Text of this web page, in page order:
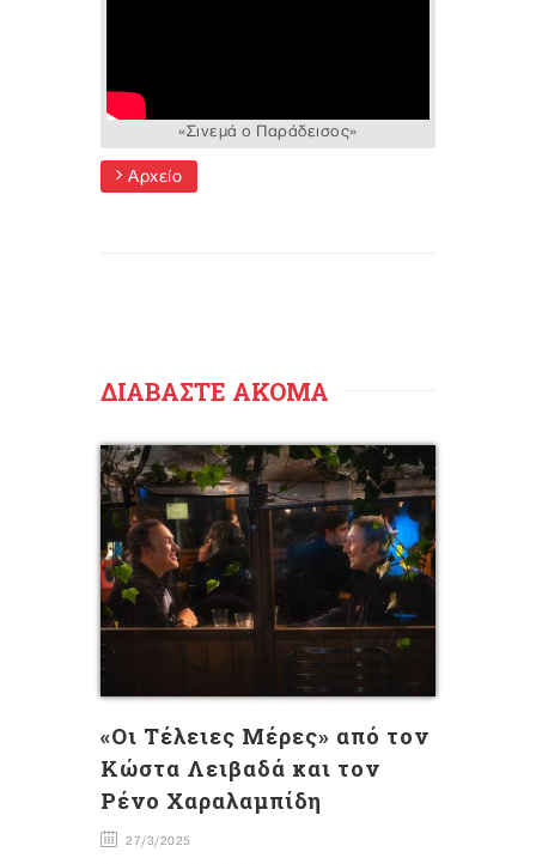
«Σινεμά ο Παράδεισος»
Αρχείο
ΔΙΑΒΑΣΤΕ ΑΚΟΜΑ
«Οι Τέλειες Μέρες» από τον
Κώστα Λειβαδά και τον
Ρένο Χαραλαμπίδη
27/3/2025